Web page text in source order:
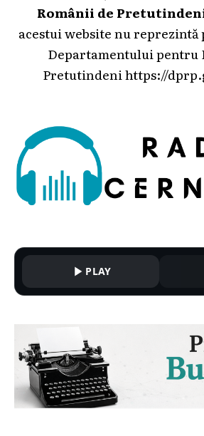
Românii de
acestui website nu reprezintă
Departamentului pentru
Pretutindeni https://
PLAY